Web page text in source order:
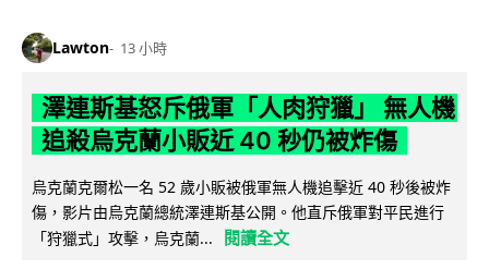
Lawton 13 小時
澤連斯基怒斥俄軍「人肉狩獵」 無人機
追殺烏克蘭小販近 40 秒仍被炸傷
烏克蘭克爾松一名 52 歲小販被俄軍無人機追擊近 40 秒後被炸
傷，影片由烏克蘭總統澤連斯基公開。他直斥俄軍對平民進行
「狩獵式」攻擊，烏克蘭...
閱讀全文